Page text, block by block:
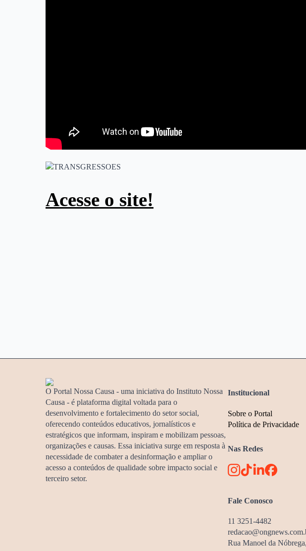
Acesse o site!
O Portal Nossa Causa - uma iniciativa do Instituto Nossa
Causa - é plataforma digital voltada para o
desenvolvimento e fortalecimento do setor social,
oferecendo conteúdos educativos, jornalísticos e
estratégicos que informam, inspiram e mobilizam pessoas,
organizações e causas. Essa iniciativa surge em resposta à
necessidade de combater a desinformação e ampliar o
acesso a conteúdos de qualidade sobre impacto social e
terceiro setor.
Institucional
Sobre o Portal
Política de Privacidade
Nas Redes
Fale Conosco
11 3251-4482
Rua Manoel da